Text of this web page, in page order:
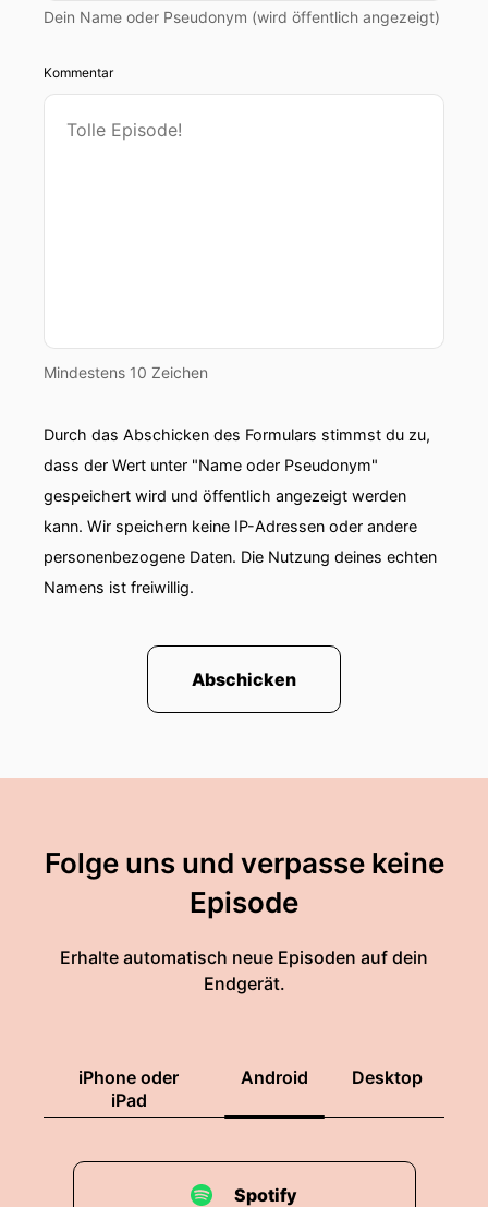
Dein Name oder Pseudonym (wird öffentlich angezeigt)
Kommentar
Mindestens 10 Zeichen
Durch das Abschicken des Formulars stimmst du zu,
dass der Wert unter "Name oder Pseudonym"
gespeichert wird und öffentlich angezeigt werden
kann. Wir speichern keine IP-Adressen oder andere
personenbezogene Daten. Die Nutzung deines echten
Namens ist freiwillig.
Abschicken
Folge uns und verpasse keine
Episode
Erhalte automatisch neue Episoden auf dein
Endgerät.
iPhone oder
iPad
Android Desktop
Spotify